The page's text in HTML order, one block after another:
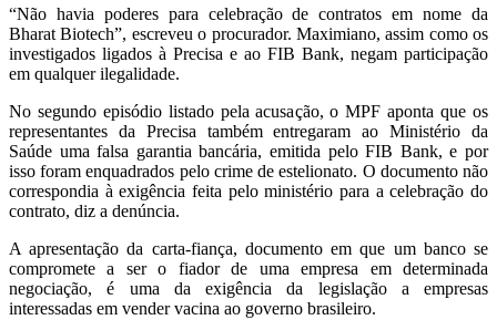
“Não havia poderes para celebração de contratos em nome da
Bharat Biotech”, escreveu o procurador. Maximiano, assim como os
investigados ligados à Precisa e ao FIB Bank, negam participação
em qualquer ilegalidade.
No segundo episódio listado pela acusação, o MPF aponta que os
representantes da Precisa também entregaram ao Ministério da
Saúde uma falsa garantia bancária, emitida pelo FIB Bank, e por
isso foram enquadrados pelo crime de estelionato. O documento não
correspondia à exigência feita pelo ministério para a celebração do
contrato, diz a denúncia.
A apresentação da carta-fiança, documento em que um banco se
compromete a ser o fiador de uma empresa em determinada
negociação, é uma da exigência da legislação a empresas
interessadas em vender vacina ao governo brasileiro.